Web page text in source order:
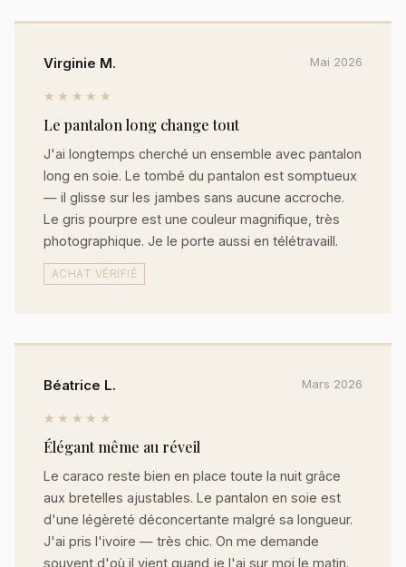
Virginie M. Mai 2026
★★★★★
Le pantalon long change tout
J'ai longtemps cherché un ensemble avec pantalon
long en soie. Le tombé du pantalon est somptueux
— il glisse sur les jambes sans aucune accroche.
Le gris pourpre est une couleur magnifique, très
photographique. Je le porte aussi en télétravaill.
ACHAT VÉRIFIÉ
Béatrice L. Mars 2026
★★★★★
Élégant même au réveil
Le caraco reste bien en place toute la nuit grâce
aux bretelles ajustables. Le pantalon en soie est
d'une légèreté déconcertante malgré sa longueur.
J'ai pris l'ivoire — très chic. On me demande
souvent d'où il vient quand je l'ai sur moi le matin.